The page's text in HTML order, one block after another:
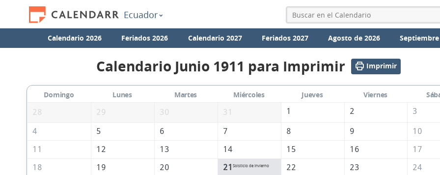
Ecuador
Calendario 2026 Feriados 2026 Calendario 2027 Feriados 2027 Agosto de 2026
Calendario Junio 1911 para Imprimir Imprimir
Domingo Lunes Martes Miércoles Jueves Viernes
28
29 30 31 1 2 3
4 5 6 7 8 9
10
11
12 13 14 15 16
17
18
19 20 21 Solsticio de Invierno 22 23
24